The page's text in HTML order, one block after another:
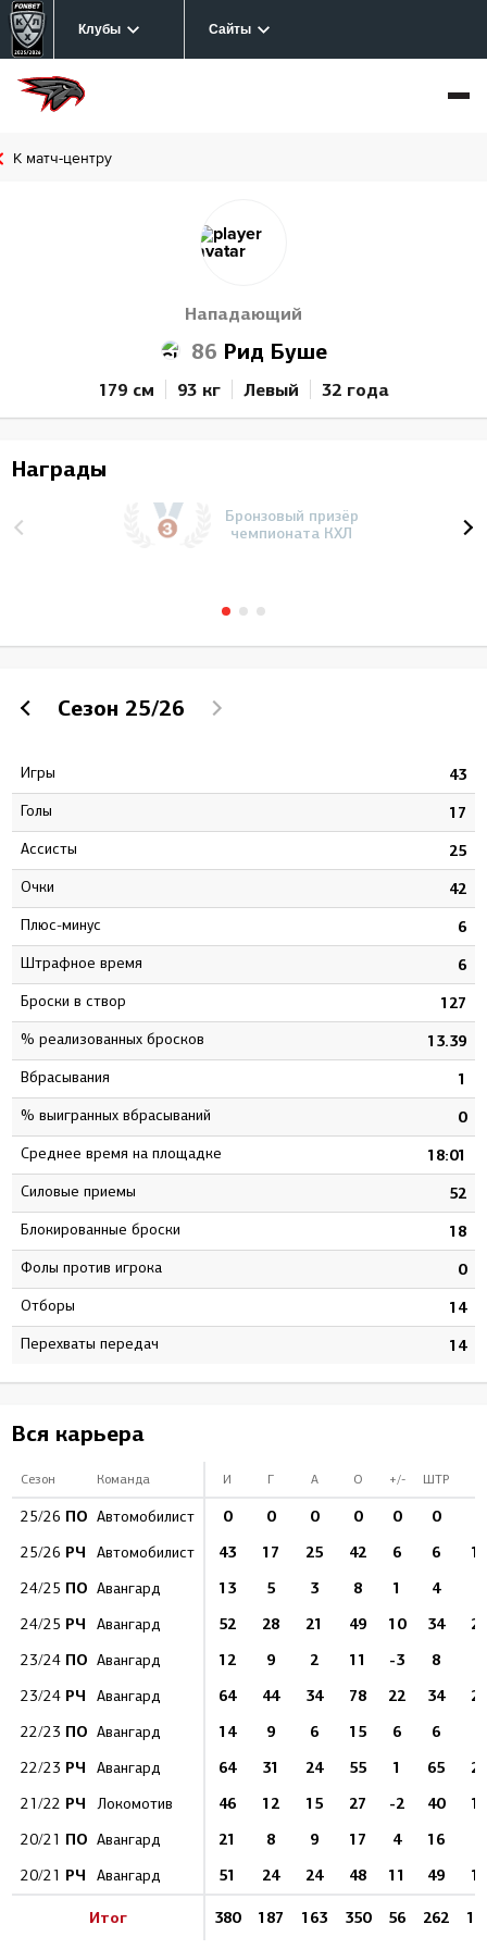
Клубы Сайты
К матч-центру
Нападающий
86 Рид Буше
179 см 93 кг Левый 32 года
Награды
Бронзовый призёр
чемпионата КХЛ
Сезон 25/26
Игры 43
Голы 17
Ассисты 25
Очки 42
Плюс-минус 6
штрафное время 6
Броски в створ 127
% реализованных бросков 13.39
Вбрасывания 1
% выигранных вбрасываний 0
Среднее время на площадке 18:01
Силовые приемы 52
Блокированные броски 18
Фолы против игрока 0
Отборы 14
Перехваты передач 14
Вся карьера
Сезон Команда И Г А О +/- ШТР
25/26 ПО Автомобилист 0 0 0 0 0 0
25/26 РЧ Автомобилист 43 17 25 42 6 6
24/25 ПО Авангард 13 5 3 8 1 4
24/25 РЧ Авангард 52 28 21 49 10 34
23/24 ПО Авангард 12 9 2 11 -3 8
23/24 РЧ Авангард 64 44 34 78 22 34
22/23 ПО Авангард 14 9 6 15 6 6
22/23 РЧ Авангард 64 31 24 55 1 65
21/22 РЧ Локомотив 46 12 15 27 -2 40
20/21 ПО Авангард 21 8 9 17 4 16
20/21 РЧ Авангард 51 24 24 48 11 49
Итог 380 187 163 350 56 262